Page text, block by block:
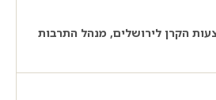
הקרן לירושלים, מנהל התרבות